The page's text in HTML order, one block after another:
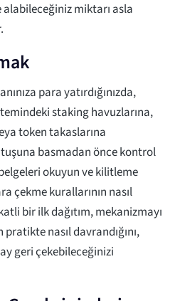
miktarı asla
para yatırdığınızda,
staking havuzlarına,
token takaslarına
basmadan önce kontrol
okuyun ve kilitleme
çekme kurallarının nasıl
bir ilk dağıtım, mekanizmayı
nasıl davrandığını,
geri çekebileceğinizi